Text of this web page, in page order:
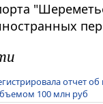
отчет
100 млн руб